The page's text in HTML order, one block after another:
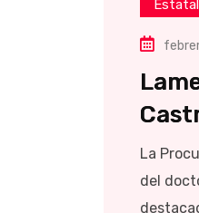
Estatal
La
del